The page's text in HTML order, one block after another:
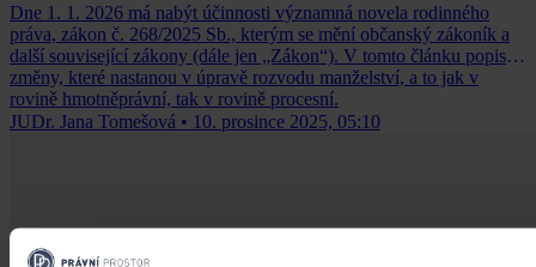
Dne 1. 1. 2026 má nabýt účinnosti významná novela rodinného
práva, zákon č. 268/2025 Sb., kterým se mění občanský zákoník a
další související zákony (dále jen „Zákon“). V tomto článku popisuji
změny, které nastanou v úpravě rozvodu manželství, a to jak v
rovině hmotněprávní, tak v rovině procesní.
JUDr. Jana Tomešová • 10. prosince 2025, 05:10